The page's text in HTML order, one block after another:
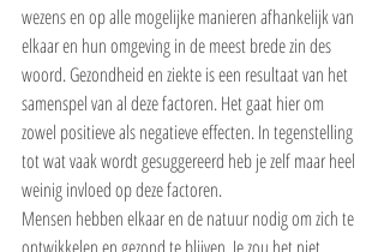
wezens en op alle mogelijke manieren afhankelijk van
elkaar en hun omgeving in de meest brede zin des
woord. Gezondheid en ziekte is een resultaat van het
samenspel van al deze factoren. Het gaat hier om
zowel positieve als negatieve effecten. In tegenstelling
tot wat vaak wordt gesuggereerd heb je zelf maar heel
weinig invloed op deze factoren.
Mensen hebben elkaar en de natuur nodig om zich te